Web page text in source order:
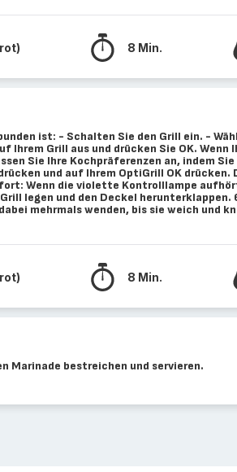
8 Min.
ist: - Schalten Sie den Grill ein. -
Ihrem Grill aus und drücken Sie OK. Wenn
Sie Ihre Kochpräferenzen an, indem Sie
und auf Ihrem OptiGrill OK drücken.
Wenn die violette Kontrolllampe
legen und den Deckel herunterklappen.
mehrmals wenden, bis sie weich und
8 Min.
Marinade bestreichen und servieren.